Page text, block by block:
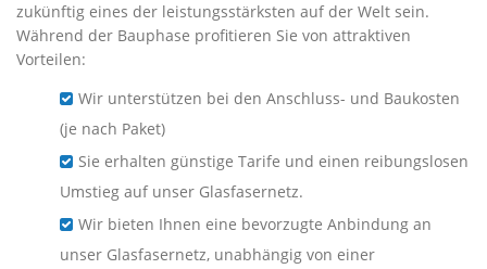
zukünftig eines der leistungsstärksten auf der Welt sein.
Während der Bauphase profitieren Sie von attraktiven
Vorteilen:
Wir unterstützen bei den Anschluss- und Baukosten
(je nach Paket)
Sie erhalten günstige Tarife und einen reibungslosen
Umstieg auf unser Glasfasernetz.
Wir bieten Ihnen eine bevorzugte Anbindung an
unser Glasfasernetz, unabhängig von einer